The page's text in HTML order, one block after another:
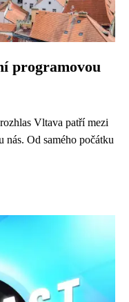
programovou
Vltava patří mezi
nás. Od samého počátku